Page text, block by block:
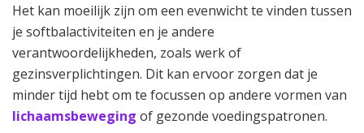
Het kan moeilijk zijn om een evenwicht te vinden tussen
je softbalactiviteiten en je andere
verantwoordelijkheden, zoals werk of
gezinsverplichtingen. Dit kan ervoor zorgen dat je
minder tijd hebt om te focussen op andere vormen van
lichaamsbeweging of gezonde voedingspatronen.